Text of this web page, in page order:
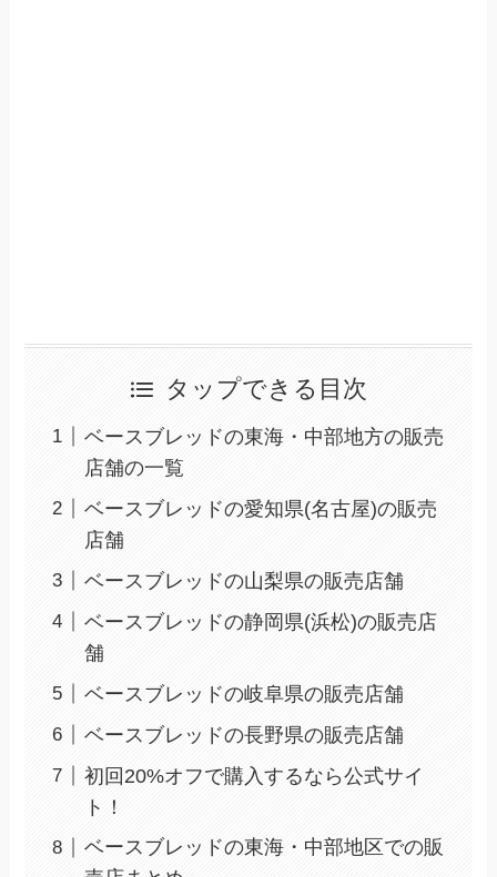
タップできる目次
ベースブレッドの東海・中部地方の販売
店舗の一覧
ベースブレッドの愛知県(名古屋)の販売
店舗
ベースブレッドの山梨県の販売店舗
ベースブレッドの静岡県(浜松)の販売店
舗
ベースブレッドの岐阜県の販売店舗
ベースブレッドの長野県の販売店舗
初回20%オフで購入するなら公式サイ
ト！
ベースブレッドの東海・中部地区での販